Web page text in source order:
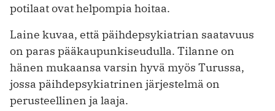
potilaat ovat helpompia hoitaa.
Laine kuvaa, että päihdepsykiatrian saatavuus
on paras pääkaupunkiseudulla. Tilanne on
hänen mukaansa varsin hyvä myös Turussa,
jossa päihdepsykiatrinen järjestelmä on
perusteellinen ja laaja.